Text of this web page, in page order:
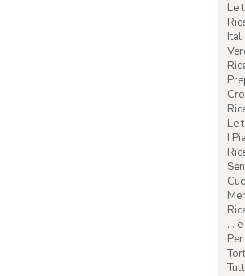
Le
Le
I
...